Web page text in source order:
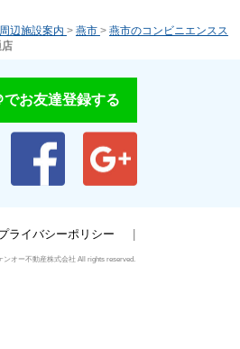
周辺施設案内 > 燕市 > 燕市のコンビニエンスス
でお友達登録する
ライバシーポリシー
ンオー不動産株式会社 All rights reserved.